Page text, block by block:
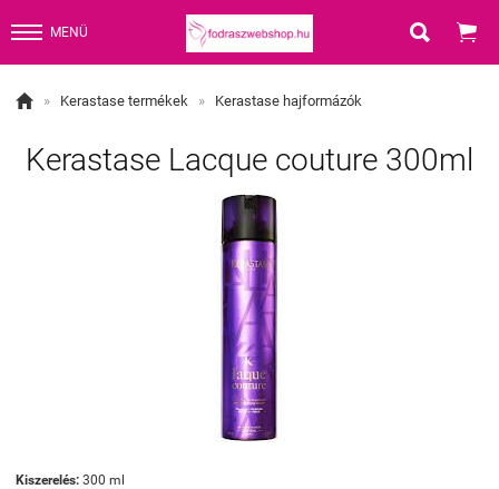
MENÜ  
 » Kerastase termékek » Kerastase hajformázók
Kerastase Lacque couture 300ml
Kiszerelés: 300 ml